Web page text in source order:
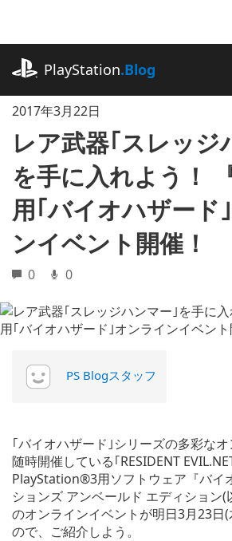
に
キ
ッ
プ
PlayStation.Blog
2017年3月22日
レア武器｢スレッジ
を手に入れよう！
用｢バイオハザード
ンイベント開催！
0 0
PS Blogスタッフ
｢バイオハザード｣シリーズの多彩な
随時開催している｢RESIDENT
PlayStation®3用ソフトウェア『バイ
ションズ アンベールド エディション(
のオンラインイベントが明日3月23日
ので、ご紹介しよう。